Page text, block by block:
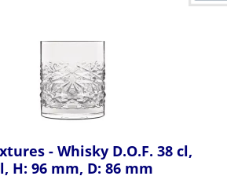
- Whisky D.O.F. 38 cl,
H: 96 mm, D: 86 mm